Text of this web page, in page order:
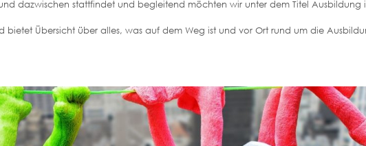
dazwischen stattfindet und begleitend möchten wir unter dem Titel Ausbildung
bietet Übersicht über alles, was auf dem Weg ist und vor Ort rund um die